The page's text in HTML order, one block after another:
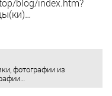
фотографии из